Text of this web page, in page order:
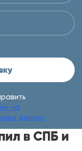
на
данных
в СПБ и